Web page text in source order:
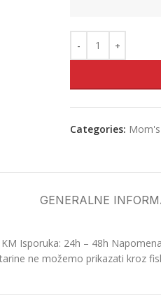
Categories:
GENERALNE
Isporuka: 24h – 48h
ne možemo prikazati kroz